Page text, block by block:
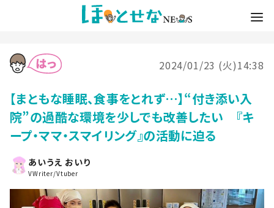
2024/01/23 (火)14:38
【まともな睡眠、食事をとれず…】“付き添い入
院”の過酷な環境を少しでも改善したい 『キ
ープ・ママ・スマイリング』の活動に迫る
あいうえ おいり
VWriter/Vtuber